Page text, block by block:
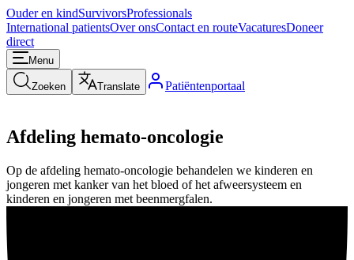
Ouder en kindSurvivorsProfessionals
International patientsOver onsContact en routeVacaturesDoneer
direct
Menu
Zoeken Translate Patiëntenportaal
Afdeling hemato-oncologie
Op de afdeling hemato-oncologie behandelen we kinderen en
jongeren met kanker van het bloed of het afweersysteem en
kinderen en jongeren met beenmergfalen.